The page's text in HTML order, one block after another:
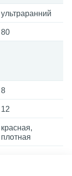
ультраранний
80
8
12
красная,
плотная